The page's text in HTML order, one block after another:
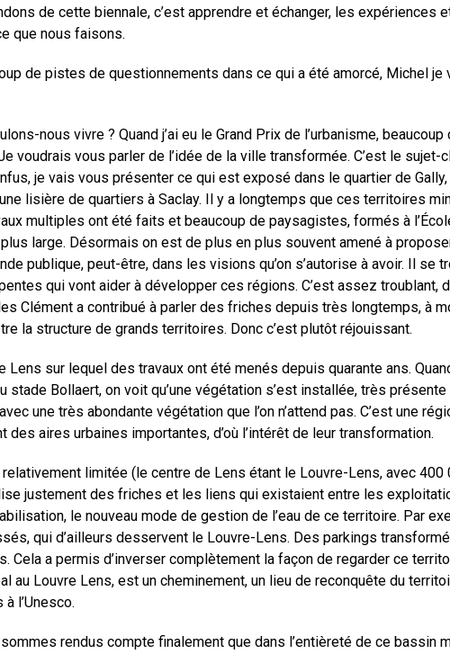
de cette biennale, c’est apprendre et échanger, les expériences
que nous faisons.
de pistes de questionnements dans ce qui a été amorcé, Michel
nous vivre ? Quand j’ai eu le Grand Prix de l’urbanisme,
voudrais vous parler de l’idée de la ville transformée. C’est le
je vais vous présenter ce qui est exposé dans le quartier de
lisière de quartiers à Saclay. Il y a longtemps que ces territoires
multiples ont été faits et beaucoup de paysagistes, formés à
plus large. Désormais on est de plus en plus souvent amené à
publique, peut-être, dans les visions qu’on s’autorise à avoir. Il
qui vont aider à développer ces régions. C’est assez troublant,
Clément a contribué à parler des friches depuis très longtemps, à
la structure de grands territoires. Donc c’est plutôt réjouissant.
Lens sur lequel des travaux ont été menés depuis quarante ans.
Bollaert, on voit qu’une végétation s’est installée, très
une très abondante végétation que l’on n’attend pas. C’est une
aires urbaines importantes, d’où l’intérêt de leur transformation.
limitée (le centre de Lens étant le Louvre-Lens, avec
justement des friches et les liens qui existaient entre les
le nouveau mode de gestion de l’eau de ce territoire. Par
qui d’ailleurs desservent le Louvre-Lens. Des parkings
Cela a permis d’inverser complètement la façon de regarder ce
au Louvre Lens, est un cheminement, un lieu de reconquête du
l’Unesco.
rendus compte finalement que dans l’entièreté de ce bassin